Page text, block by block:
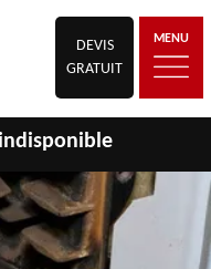
DEVIS
GRATUIT
MENU
indisponible